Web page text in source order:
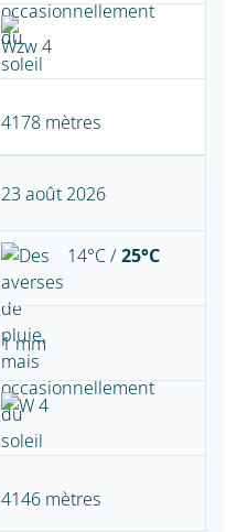
4178 mètres
23 août 2026
14°C /25°C
1 mm
4146 mètres